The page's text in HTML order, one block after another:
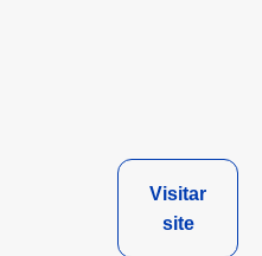
Visitar
site